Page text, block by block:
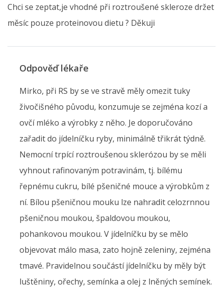
Chci se zeptat,je vhodné při roztroušené skleroze držet
měsíc pouze proteinovou dietu ? Děkuji
Odpověď lékaře
Mirko, při RS by se ve stravě měly omezit tuky
živočišného původu, konzumuje se zejména kozí a
ovčí mléko a výrobky z něho. Je doporučováno
zařadit do jídelníčku ryby, minimálně třikrát týdně.
Nemocní trpící roztroušenou sklerózou by se měli
vyhnout rafinovaným potravinám, tj. bílému
řepnému cukru, bílé pšeničné mouce a výrobkům z
ní. Bílou pšeničnou mouku lze nahradit celozrnnou
pšeničnou moukou, špaldovou moukou,
pohankovou moukou. V jídelníčku by se mělo
objevovat málo masa, zato hojně zeleniny, zejména
tmavé. Pravidelnou součástí jídelníčku by měly být
luštěniny, ořechy, semínka a olej z lněných semínek.